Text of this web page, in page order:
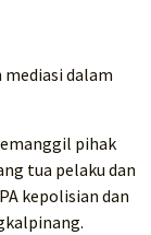
dalam
pihak
tua pelaku dan
kepolisian dan